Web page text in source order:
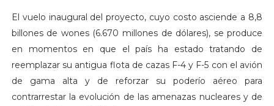
El vuelo inaugural del proyecto, cuyo costo asciende a 8,8
billones de wones (6.670 millones de dólares), se produce
en momentos en que el país ha estado tratando de
reemplazar su antigua flota de cazas F-4 y F-5 con el avión
de gama alta y de reforzar su poderío aéreo para
contrarrestar la evolución de las amenazas nucleares y de